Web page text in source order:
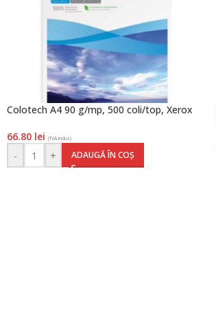
Colotech A4 90 g/mp, 500 coli/top, Xerox
66.80 lei (TVA inclus)
- + ADAUGĂ ÎN COȘ